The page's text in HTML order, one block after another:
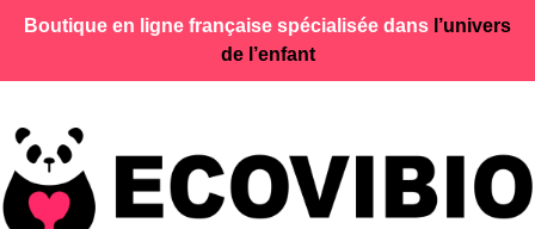
Boutique en ligne française spécialisée dans l’univers
de l’enfant